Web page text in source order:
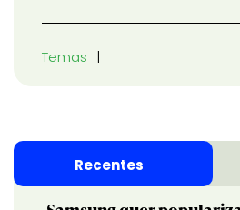
Temas
Recentes